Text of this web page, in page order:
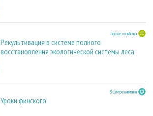
Лесное хозяйство
Рекультивация в системе полного
восстановления экологической системы леса
В центре внимания
Уроки финского